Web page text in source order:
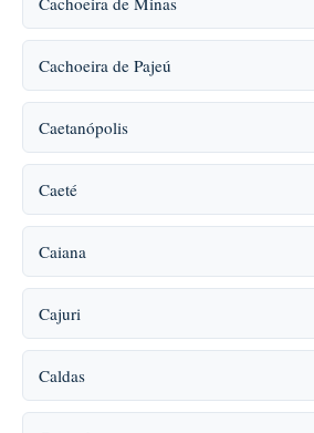
Cachoeira de Pajeú
Caetanópolis
Caeté
Caiana
Cajuri
Caldas